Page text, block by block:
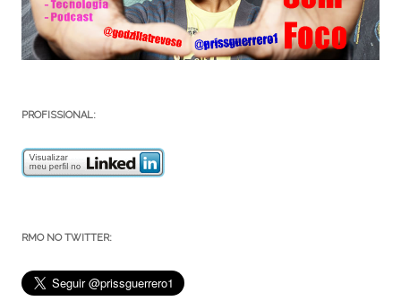
PROFISSIONAL:
RMO NO TWITTER: